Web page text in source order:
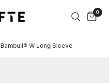
0
Bambull® W Long Sleeve